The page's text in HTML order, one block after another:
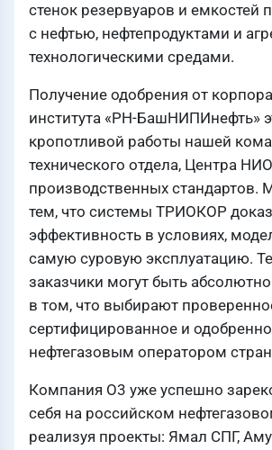
стенок резервуаров и емкостей
с нефтью, нефтепродуктами и
технологическими средами.
Получение одобрения от
института «РН-БашНИПИнефть»
кропотливой работы нашей
технического отдела, Центра
производственных стандартов.
тем, что системы ТРИОКОР
эффективность в условиях,
самую суровую эксплуатацию.
заказчики могут быть
в том, что выбирают
сертифицированное и
нефтегазовым оператором
Компания О3 уже успешно
себя на российском
реализуя проекты: Ямал СПГ,